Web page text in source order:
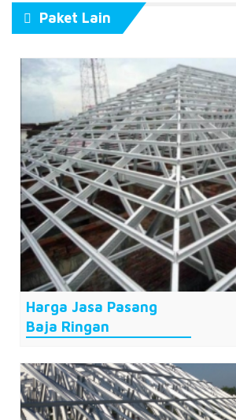
Paket Lain
Harga Jasa Pasang
Baja Ringan